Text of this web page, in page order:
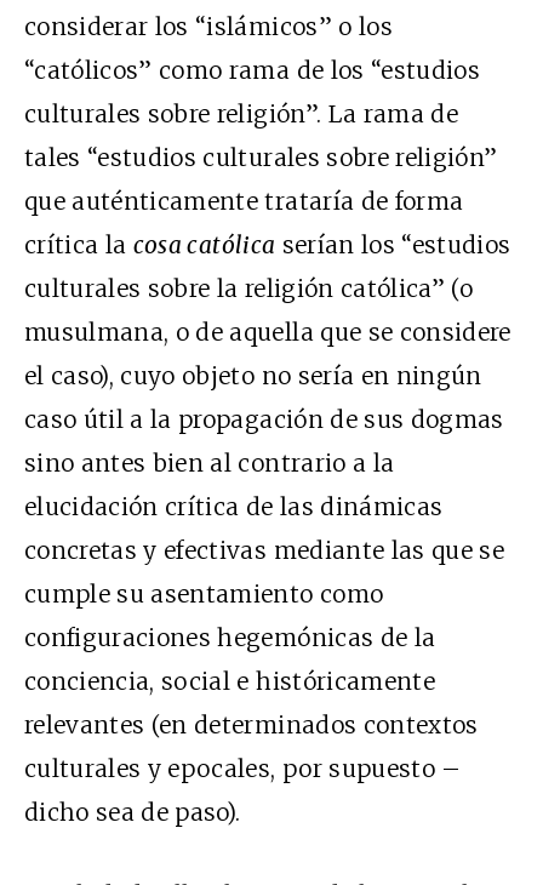
considerar los “islámicos” o los
“católicos” como rama de los “estudios
culturales sobre religión”. La rama de
tales “estudios culturales sobre religión”
que auténticamente trataría de forma
crítica la cosa católica serían los “estudios
culturales sobre la religión católica” (o
musulmana, o de aquella que se considere
el caso), cuyo objeto no sería en ningún
caso útil a la propagación de sus dogmas
sino antes bien al contrario a la
elucidación crítica de las dinámicas
concretas y efectivas mediante las que se
cumple su asentamiento como
configuraciones hegemónicas de la
conciencia, social e históricamente
relevantes (en determinados contextos
culturales y epocales, por supuesto –
dicho sea de paso).